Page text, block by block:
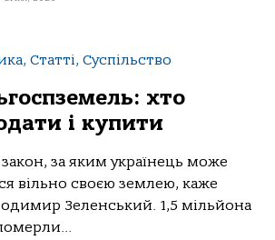
Статті, Суспільство
хто
і купити
за яким українець може
вільно своєю землею, каже
Зеленський. 1,5 мільйона